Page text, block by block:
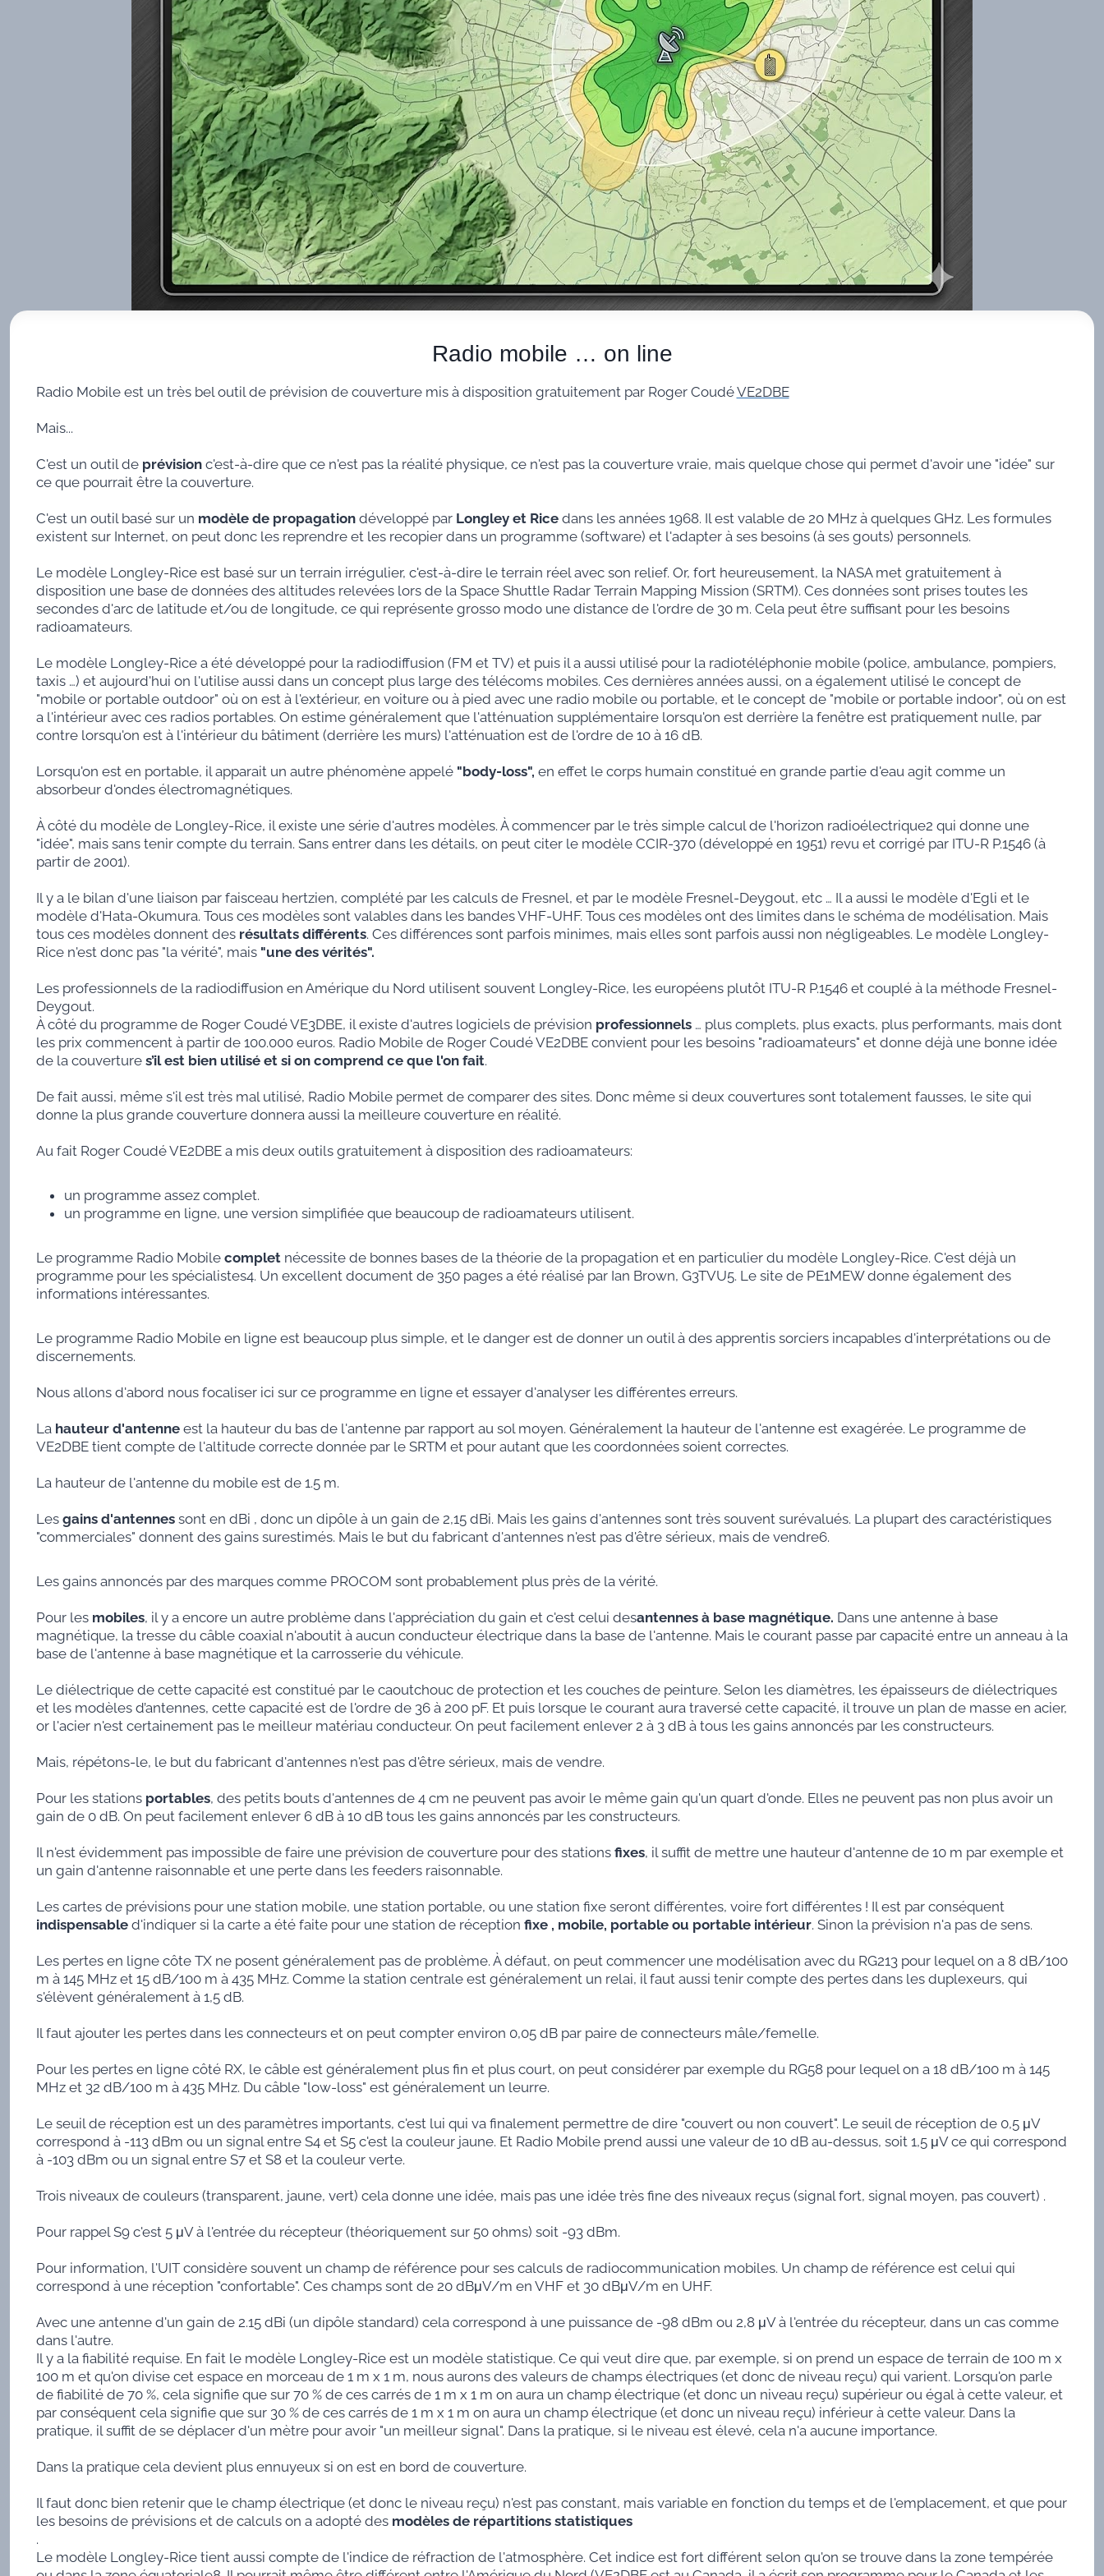
Radio mobile … on line
Radio Mobile est un très bel outil de prévision de couverture mis à disposition gratuitement par Roger CoudéVE2DBE
Mais...
C'est un outil deprévisionc'est-à-dire que ce n'est pas la réalité physique, ce n'est pas la couverture vraie, mais quelque chose qui permet d'avoir une "idée" sur
ce que pourrait être la couverture.
C'est un outil basé sur un modèle de propagationdéveloppé par Longley et Ricedans les années 1968. Il est valable de 20 MHz à quelques GHz. Les formules
existent sur Internet, on peut donc les reprendre et les recopier dans un programme (software) et l'adapter à ses besoins (à ses gouts) personnels.
Le modèle Longley-Rice est basé sur un terrain irrégulier, c'est-à-dire le terrain réel avec son relief. Or, fort heureusement, la NASA met gratuitement à
disposition une base de données des altitudes relevées lors de la Space Shuttle Radar Terrain Mapping Mission (SRTM). Ces données sont prises toutes les
secondes d'arc de latitude et/ou de longitude, ce qui représente grosso modo une distance de l'ordre de 30 m. Cela peut être suffisant pour les besoins
radioamateurs.
Le modèle Longley-Rice a été développé pour la radiodiffusion (FM et TV) et puis il a aussi utilisé pour la radiotéléphonie mobile (police, ambulance, pompiers,
taxis …) et aujourd'hui on l'utilise aussi dans un concept plus large des télécoms mobiles. Ces dernières années aussi, on a également utilisé le concept de
"mobile or portable outdoor" où on est à l'extérieur, en voiture ou à pied avec une radio mobile ou portable, et le concept de "mobile or portable indoor", où on est
a l'intérieur avec ces radios portables. On estime généralement que l'atténuation supplémentaire lorsqu'on est derrière la fenêtre est pratiquement nulle, par
contre lorsqu'on est à l'intérieur du bâtiment (derrière les murs) l'atténuation est de l'ordre de 10 à 16 dB.
Lorsqu'on est en portable, il apparait un autre phénomène appelé "body-loss", en effet le corps humain constitué en grande partie d'eau agit comme un
absorbeur d'ondes électromagnétiques.
À côté du modèle de Longley-Rice, il existe une série d'autres modèles. À commencer par le très simple calcul de l'horizon radioélectrique2 qui donne une
"idée", mais sans tenir compte du terrain. Sans entrer dans les détails, on peut citer le modèle CCIR-370 (développé en 1951) revu et corrigé par ITU-R P.1546 (à
partir de 2001).
Il y a le bilan d'une liaison par faisceau hertzien, complété par les calculs de Fresnel, et par le modèle Fresnel-Deygout, etc … Il a aussi le modèle d'Egli et le
modèle d'Hata-Okumura. Tous ces modèles sont valables dans les bandes VHF-UHF. Tous ces modèles ont des limites dans le schéma de modélisation. Mais
tous ces modèles donnent des résultats différents. Ces différences sont parfois minimes, mais elles sont parfois aussi non négligeables. Le modèle Longley-
Rice n'est donc pas "la vérité", mais "une des vérités".
Les professionnels de la radiodiffusion en Amérique du Nord utilisent souvent Longley-Rice, les européens plutôt ITU-R P.1546 et couplé à la méthode Fresnel-
Deygout.
À côté du programme de Roger Coudé VE3DBE, il existe d'autres logiciels de prévision professionnels… plus complets, plus exacts, plus performants, mais dont
les prix commencent à partir de 100.000 euros. Radio Mobile de Roger Coudé VE2DBE convient pour les besoins "radioamateurs" et donne déjà une bonne idée
de la couverture s’il est bien utilisé et si on comprend ce que l'on fait.
De fait aussi, même s'il est très mal utilisé, Radio Mobile permet de comparer des sites. Donc même si deux couvertures sont totalement fausses, le site qui
donne la plus grande couverture donnera aussi la meilleure couverture en réalité.
Au fait Roger Coudé VE2DBE a mis deux outils gratuitement à disposition des radioamateurs:
un programme assez complet.
un programme en ligne, une version simplifiée que beaucoup de radioamateurs utilisent.
Le programme Radio Mobilecomplet nécessite de bonnes bases de la théorie de la propagation et en particulier du modèle Longley-Rice. C'est déjà un
programme pour les spécialistes4. Un excellent document de 350 pages a été réalisé par Ian Brown, G3TVU5. Le site de PE1MEW donne également des
informations intéressantes.
Le programme Radio Mobile en ligne est beaucoup plus simple, et le danger est de donner un outil à des apprentis sorciers incapables d'interprétations ou de
discernements.
Nous allons d'abord nous focaliser ici sur ce programme en ligne et essayer d'analyser les différentes erreurs.
La hauteur d'antenneest la hauteur du bas de l'antenne par rapport au sol moyen. Généralement la hauteur de l'antenne est exagérée. Le programme de
VE2DBE tient compte de l'altitude correcte donnée par le SRTM et pour autant que les coordonnées soient correctes.
La hauteur de l'antenne du mobile est de 1.5 m.
Les gains d'antennessont en dBi , donc un dipôle à un gain de 2,15 dBi. Mais les gains d'antennes sont très souvent surévalués. La plupart des caractéristiques
"commerciales" donnent des gains surestimés. Mais le but du fabricant d'antennes n'est pas d'être sérieux, mais de vendre6.
Les gains annoncés par des marques comme PROCOM sont probablement plus près de la vérité.
Pour les mobiles, il y a encore un autre problème dans l'appréciation du gain et c'est celui desantennes à base magnétique. Dans une antenne à base
magnétique, la tresse du câble coaxial n'aboutit à aucun conducteur électrique dans la base de l'antenne. Mais le courant passe par capacité entre un anneau à la
base de l'antenne à base magnétique et la carrosserie du véhicule.
Le diélectrique de cette capacité est constitué par le caoutchouc de protection et les couches de peinture. Selon les diamètres, les épaisseurs de diélectriques
et les modèles d’antennes, cette capacité est de l'ordre de 36 à 200 pF. Et puis lorsque le courant aura traversé cette capacité, il trouve un plan de masse en acier,
or l'acier n'est certainement pas le meilleur matériau conducteur. On peut facilement enlever 2 à 3 dB à tous les gains annoncés par les constructeurs.
Mais, répétons-le, le but du fabricant d'antennes n'est pas d'être sérieux, mais de vendre.
Pour les stations portables, des petits bouts d'antennes de 4 cm ne peuvent pas avoir le même gain qu'un quart d'onde. Elles ne peuvent pas non plus avoir un
gain de 0 dB. On peut facilement enlever 6 dB à 10 dB tous les gains annoncés par les constructeurs.
Il n'est évidemment pas impossible de faire une prévision de couverture pour des stations fixes, il suffit de mettre une hauteur d'antenne de 10 m par exemple et
un gain d'antenne raisonnable et une perte dans les feeders raisonnable.
Les cartes de prévisions pour une station mobile, une station portable, ou une station fixe seront différentes, voire fort différentes ! Il est par conséquent
indispensabled'indiquer si la carte a été faite pour une station de réception fixe , mobile, portable ou portable intérieur. Sinon la prévision n'a pas de sens.
Les pertes en ligne côte TX ne posent généralement pas de problème. À défaut, on peut commencer une modélisation avec du RG213 pour lequel on a 8 dB/100
m à 145 MHz et 15 dB/100 m à 435 MHz. Comme la station centrale est généralement un relai, il faut aussi tenir compte des pertes dans les duplexeurs, qui
s'élèvent généralement à 1,5 dB.
Il faut ajouter les pertes dans les connecteurs et on peut compter environ 0,05 dB par paire de connecteurs mâle/femelle.
Pour les pertes en ligne côté RX, le câble est généralement plus fin et plus court, on peut considérer par exemple du RG58 pour lequel on a 18 dB/100 m à 145
MHz et 32 dB/100 m à 435 MHz. Du câble "low-loss" est généralement un leurre.
Le seuil de réception est un des paramètres importants, c'est lui qui va finalement permettre de dire "couvert ou non couvert". Le seuil de réception de 0,5 μV
correspond à -113 dBm ou un signal entre S4 et S5 c'est la couleur jaune. Et Radio Mobile prend aussi une valeur de 10 dB au-dessus, soit 1,5 μV ce qui correspond
à -103 dBm ou un signal entre S7 et S8 et la couleur verte.
Trois niveaux de couleurs (transparent, jaune, vert) cela donne une idée, mais pas une idée très fine des niveaux reçus (signal fort, signal moyen, pas couvert) .
Pour rappel S9 c'est 5 μV à l'entrée du récepteur (théoriquement sur 50 ohms) soit -93 dBm.
Pour information, l'UIT considère souvent un champ de référence pour ses calculs de radiocommunication mobiles. Un champ de référence est celui qui
correspond à une réception "confortable". Ces champs sont de 20 dBμV/m en VHF et 30 dBμV/m en UHF.
Avec une antenne d'un gain de 2.15 dBi (un dipôle standard) cela correspond à une puissance de -98 dBm ou 2,8 μV à l'entrée du récepteur, dans un cas comme
dans l'autre.
Il y a la fiabilité requise. En fait le modèle Longley-Rice est un modèle statistique. Ce qui veut dire que, par exemple, si on prend un espace de terrain de 100 m x
100 m et qu'on divise cet espace en morceau de 1 m x 1 m, nous aurons des valeurs de champs électriques (et donc de niveau reçu) qui varient. Lorsqu'on parle
de fiabilité de 70 %, cela signifie que sur 70 % de ces carrés de 1 m x 1 m on aura un champ électrique (et donc un niveau reçu) supérieur ou égal à cette valeur, et
par conséquent cela signifie que sur 30 % de ces carrés de 1 m x 1 m on aura un champ électrique (et donc un niveau reçu) inférieur à cette valeur. Dans la
pratique, il suffit de se déplacer d'un mètre pour avoir "un meilleur signal". Dans la pratique, si le niveau est élevé, cela n'a aucune importance.
Dans la pratique cela devient plus ennuyeux si on est en bord de couverture.
Il faut donc bien retenir que le champ électrique (et donc le niveau reçu) n'est pas constant, mais variable en fonction du temps et de l'emplacement, et que pour
les besoins de prévisions et de calculs on a adopté des modèles de répartitions statistiques
.
Le modèle Longley-Rice tient aussi compte de l'indice de réfraction de l'atmosphère. Cet indice est fort différent selon qu'on se trouve dans la zone tempérée